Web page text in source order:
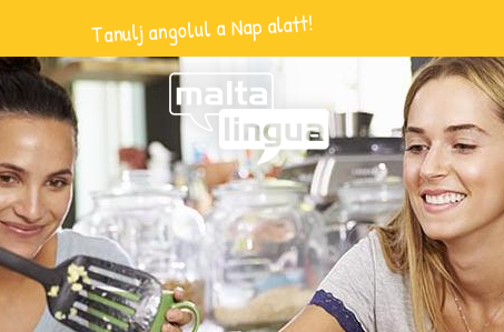
Tanulj angolul a Nap alatt!